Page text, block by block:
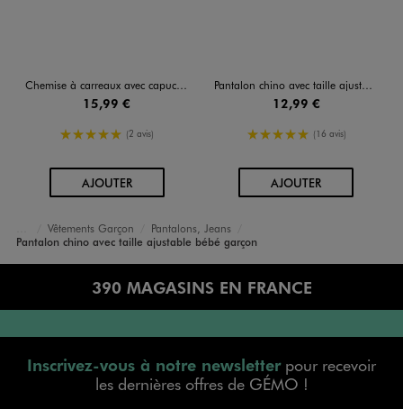
Chemise à carreaux avec capuche bébé garçon
15,99 €
5/5 de moyenne
(2 avis)
AJOUTERAU PANIER
Pantalon chino avec taille ajustable bébé garçon
12,99 €
5/5 de moyenne
(16 avis)
AJOUTERAU PANIER
Accueil
Bébé
Vêtements Garçon
Pantalons, Jeans
Pantalon chino avec taille ajustable bébé garçon
390 MAGASINS EN FRANCE
Inscrivez-vous à notre newsletterpour recevoir
les dernières offres de GÉMO !